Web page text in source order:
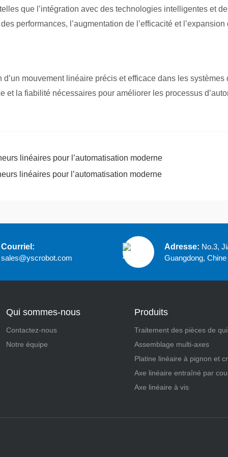
que l’intégration avec des technologies intelligentes et
performances, l’augmentation de l’efficacité et
mouvement linéaire précis et efficace dans les
et la fiabilité nécessaires pour améliorer les processus
linéaires pour l’automatisation moderne
linéaires pour l’automatisation moderne
Courriel:
sales@yscrobot.com
Adresse: No.3,
Guangdong, Chine
Qui sommes-nous
Contactez-nous
Notre équipe
Produits
Traitement des pièces de
Assemblage multi-axes
Platine linéaire à pignon et
Axe linéaire entraîné par
Axe linéaire à vis